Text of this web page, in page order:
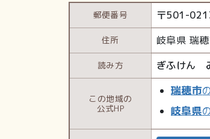
郵便番号 〒501-
住所 岐阜県 瑞
読み方 ぎふけん
この地域の
公式HP
瑞穂市
岐阜県